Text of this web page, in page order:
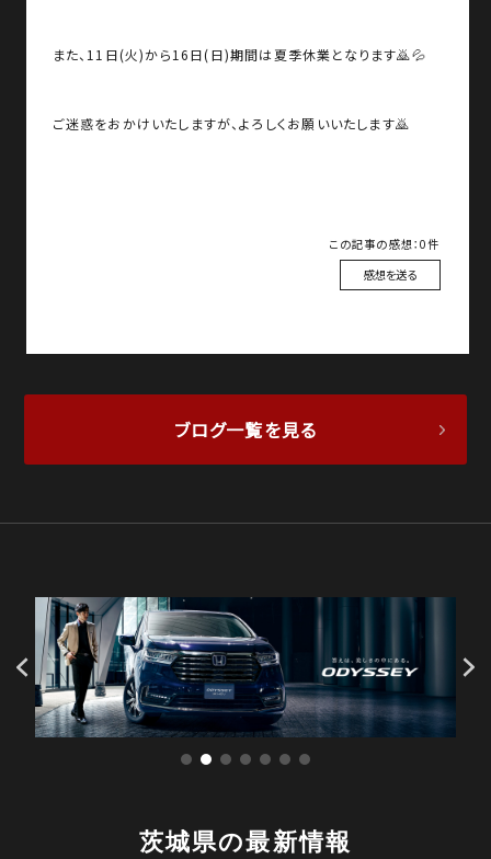
また、11日(火)から16日(日)期間は夏季休業となります🙇💦
ご迷惑をおかけいたしますが、よろしくお願いいたします🙇
この記事の感想：0件
感想を送る
ブログ一覧を見る
茨城県の最新情報